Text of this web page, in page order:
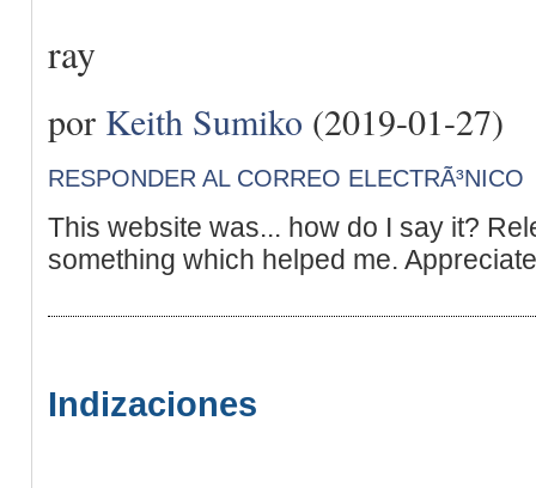
ray
por Keith Sumiko (2019-01-27)
RESPONDER AL CORREO ELECTRÃ³NICO
This website was... how do I say it?
something which helped me.
Indizaciones